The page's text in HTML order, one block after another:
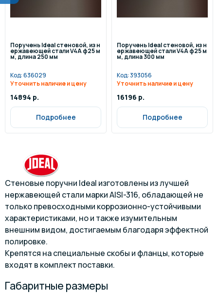
Поручень Ideal стеновой, из н
ержавеющей стали V4A ф25 м
м, длина 250 мм
Код:636029
Уточнить наличие и цену
14894 р.
Подробнее
Поручень Ideal стеновой, из н
ержавеющей стали V4A ф25 м
м, длина 300 мм
Код:393056
Уточнить наличие и цену
16196 р.
Подробнее
Стеновые поручни Ideal изготовлены из лучшей
нержавеющей стали марки AISI-316, обладающей не
только превосходными коррозионно-устойчивыми
характеристиками, но и также изумительным
внешним видом, достигаемым благодаря эффектной
полировке.
Крепятся на специальные скобы и фланцы, которые
входят в комплект поставки.
Габаритные размеры